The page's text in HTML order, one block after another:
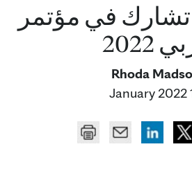
تشارك في مؤتمر
Rhoda